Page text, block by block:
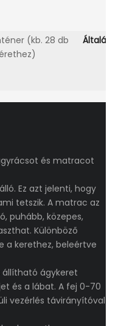
(kb. 28 db
és matracot
Ez azt jelenti, hogy
tetszik. A matrac az
puhább, közepes,
Különböző
a kerethez, beleértve
ágykeret
és a lábat. A fej 0-70
vezérlés távirányítóval